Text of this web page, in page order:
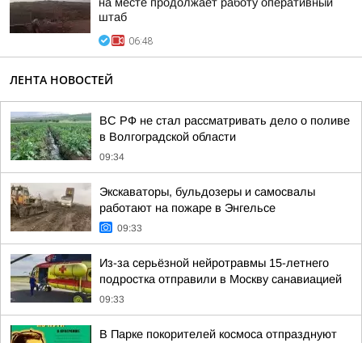
штаб
06:48
ЛЕНТА НОВОСТЕЙ
ВС РФ не стал рассматривать дело о поливе
в Волгоградской области
09:34
Экскаваторы, бульдозеры и самосвалы
работают на пожаре в Энгельсе
09:33
Из-за серьёзной нейротравмы 15-летнего
подростка отправили в Москву санавиацией
09:33
В Парке покорителей космоса отпразднуют